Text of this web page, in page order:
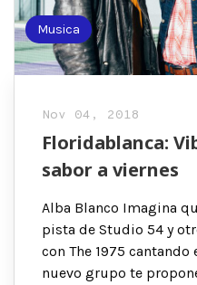
Musica
Nov 04, 2018
Floridablanca:
sabor a viernes
Alba Blanco Imagina
pista de Studio 54 y
con The 1975
nuevo grupo te